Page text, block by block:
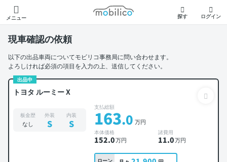
メニュー
モビリコ
探す ログイン
現車確認の依頼
以下の出品車両についてモビリコ事務局に問い合わせます。
よろしければ必須の項目を入力の上、送信してください。
出品中
トヨタ ルーミー X
板金歴
なし
外装
S
内装
S
支払総額
163.0 万円
本体価格
152.0万円
諸費用
11.0万円
ローン